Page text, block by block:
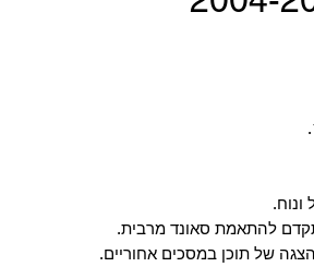
להתאמת סאונד מרבית.
של תוכן במסכים אחוריים.